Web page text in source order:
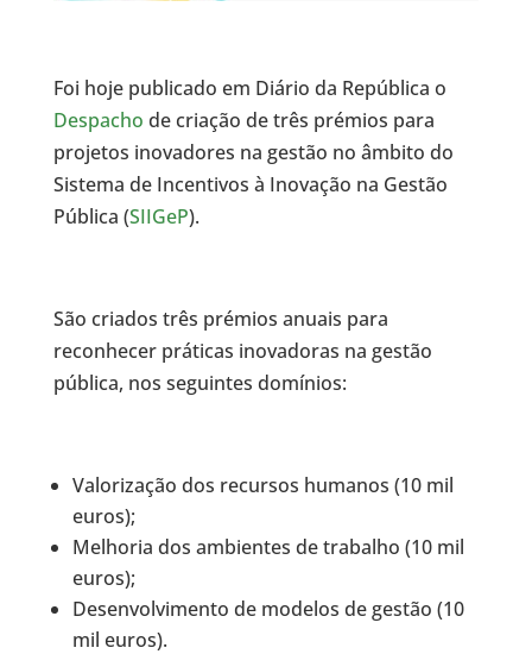
Foi hoje publicado em Diário da República o
Despacho de criação de três prémios para
projetos inovadores na gestão no âmbito do
Sistema de Incentivos à Inovação na Gestão
Pública (SIIGeP).
São criados três prémios anuais para
reconhecer práticas inovadoras na gestão
pública, nos seguintes domínios:
Valorização dos recursos humanos (10 mil
euros);
Melhoria dos ambientes de trabalho (10 mil
euros);
Desenvolvimento de modelos de gestão (10
mil euros).